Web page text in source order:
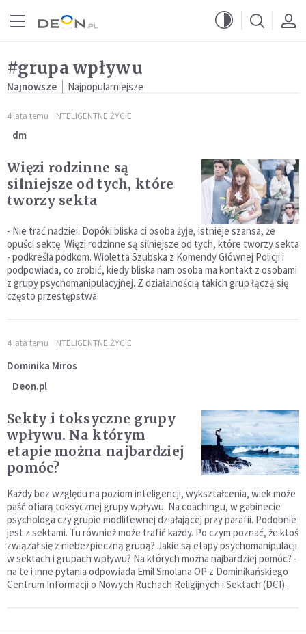
#grupa wpływu
Najnowsze Najpopularniejsze
4 lata temu INTELIGENTNE ŻYCIE
dm
Więzi rodzinne są
silniejsze od tych, które
tworzy sekta
- Nie trać nadziei. Dopóki bliska ci osoba żyje, istnieje szansa, że
opuści sektę. Więzi rodzinne są silniejsze od tych, które tworzy sekta
- podkreśla podkom. Wioletta Szubska z Komendy Głównej Policji i
podpowiada, co zrobić, kiedy bliska nam osoba ma kontakt z osobami
z grupy psychomanipulacyjnej. Z działalnością takich grup łączą się
często przestępstwa.
4 lata temu INTELIGENTNE ŻYCIE
Dominika Miros
Deon.pl
Sekty i toksyczne grupy
wpływu. Na którym
etapie można najbardziej
pomóc?
Każdy bez względu na poziom inteligencji, wykształcenia, wiek może
paść ofiarą toksycznej grupy wpływu. Na coachingu, w gabinecie
psychologa czy grupie modlitewnej działającej przy parafii. Podobnie
jest z sektami. Tu również może trafić każdy. Po czym poznać, że ktoś
związał się z niebezpieczną grupą? Jakie są etapy psychomanipulacji
w sektach i grupach wpływu? Na których można najbardziej pomóc? -
na te i inne pytania odpowiada Emil Smolana OP z Dominikańskiego
Centrum Informacji o Nowych Ruchach Religijnych i Sektach (DCI).